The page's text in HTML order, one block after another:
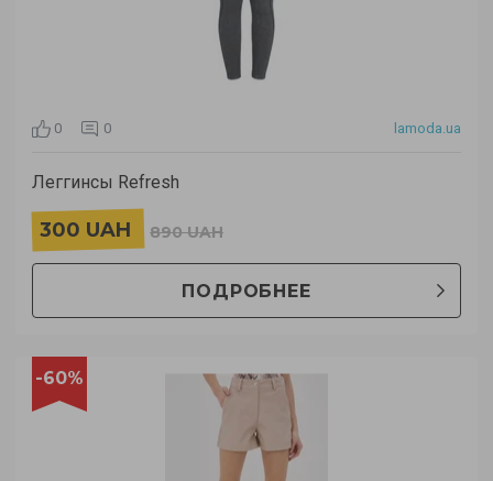
0 0 lamoda.ua
Леггинсы Refresh
300 UAH 890 UAH
ПОДРОБНЕЕ
-60%